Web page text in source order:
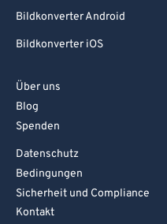
Bildkonverter Android
Bildkonverter iOS
Über uns
Blog
Spenden
Datenschutz
Bedingungen
Sicherheit und Compliance
Kontakt